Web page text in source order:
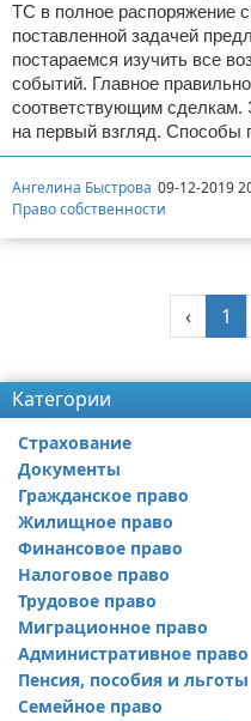
ТС в полное распоряжение
поставленной задачей
постараемся изучить все
событий. Главное
соответствующим сделкам.
на первый взгляд. Способы
Ангелина Быстрова 09-12-2019
Право собственности
‹ 1
Категории
Страхование
Документы
Гражданское право
Жилищное право
Финансовое право
Налоговое право
Трудовое право
Миграционное право
Административное право
Пенсия, пособия и льготы
Семейное право